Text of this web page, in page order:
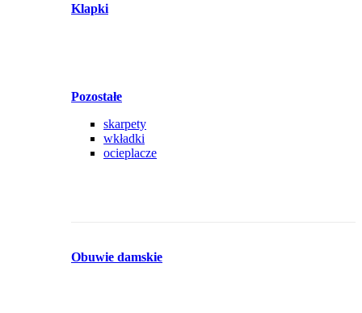
Klapki
Pozostałe
skarpety
wkładki
ocieplacze
Obuwie damskie